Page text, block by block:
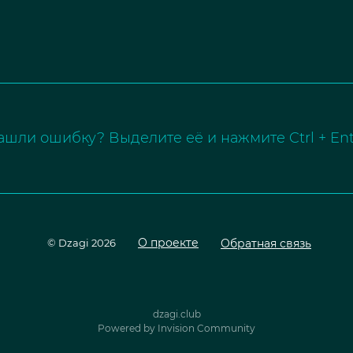
ошибку? Выделите её и нажмите Ctrl +
© Dzagi 2026 О проекте Обратная связь
dzagi.club
Powered by Invision Community